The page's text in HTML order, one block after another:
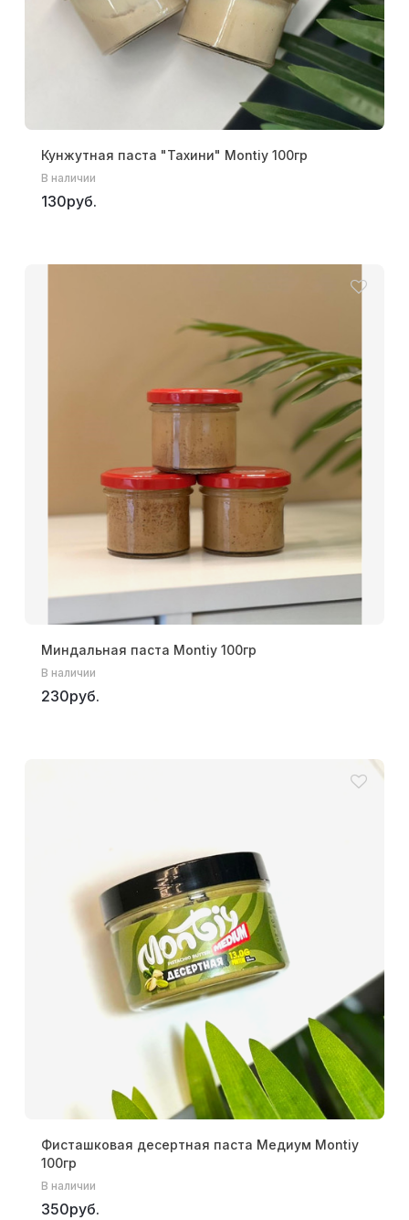
Кунжутная паста "Тахини" Montiy 100гр
В наличии
130руб.
Миндальная паста Montiy 100гр
В наличии
230руб.
Фисташковая десертная паста Медиум Montiy
100гр
В наличии
350руб.